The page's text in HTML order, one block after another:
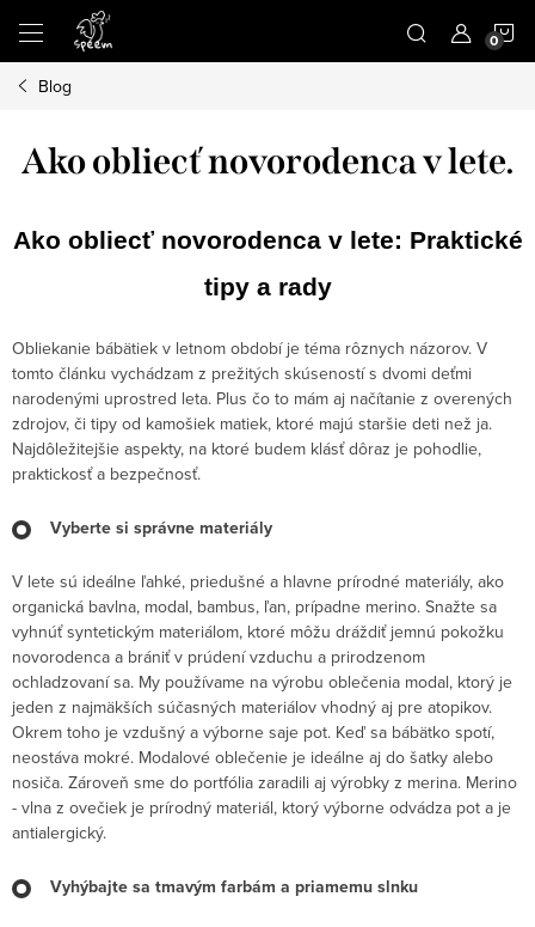
obsah
Blog
Ako obliecť novorodenca v lete.
Ako obliecť novorodenca v lete: Praktické
tipy a rady
Obliekanie bábätiek v letnom období je téma rôznych názorov. V
tomto článku vychádzam z prežitých skúseností s dvomi deťmi
narodenými uprostred leta. Plus čo to mám aj načítanie z overených
zdrojov, či tipy od kamošiek matiek, ktoré majú staršie deti než ja.
Najdôležitejšie aspekty, na ktoré budem klásť dôraz je pohodlie,
praktickosť a bezpečnosť.
Vyberte si správne materiály
V lete sú ideálne ľahké, priedušné a hlavne prírodné materiály, ako
organická bavlna, modal, bambus, ľan, prípadne merino. Snažte sa
vyhnúť syntetickým materiálom, ktoré môžu dráždiť jemnú pokožku
novorodenca a brániť v prúdení vzduchu a prirodzenom
ochladzovaní sa. My používame na výrobu oblečenia modal, ktorý je
jeden z najmäkších súčasných materiálov vhodný aj pre atopikov.
Okrem toho je vzdušný a výborne saje pot. Keď sa bábätko spotí,
neostáva mokré. Modalové oblečenie je ideálne aj do šatky alebo
nosiča. Zároveň sme do portfólia zaradili aj výrobky z merina. Merino
- vlna z ovečiek je prírodný materiál, ktorý výborne odvádza pot a je
antialergický.
Vyhýbajte sa tmavým farbám a priamemu slnku